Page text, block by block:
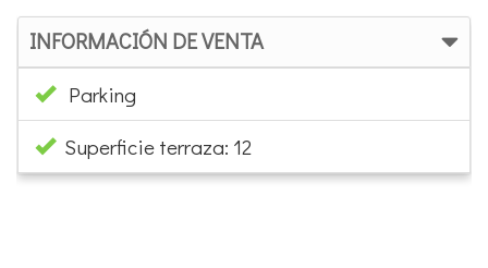
INFORMACIÓN DE VENTA
Parking
Superficie terraza: 12